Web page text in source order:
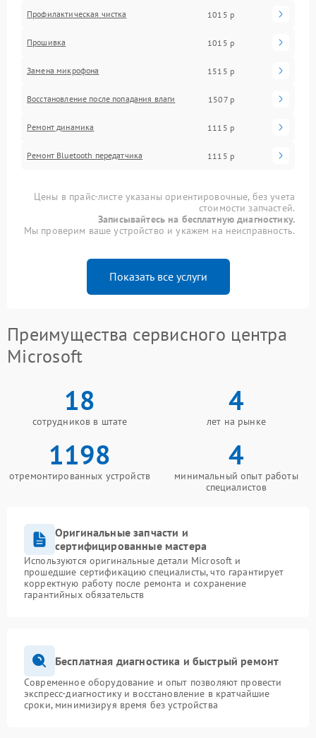
Профилактическая чистка 1015 р
Прошивка 1015 р
Замена микрофона 1515 р
Восстановление после попадания влаги 1507 р
Ремонт динамика 1115 р
Ремонт Bluetooth передатчика 1115 р
Цены в прайс-листе указаны ориентировочные, без учета
стоимости запчастей.
Записывайтесь на бесплатную диагностику.
Мы проверим ваше устройство и укажем на неисправность.
Показать все услуги
Преимущества сервисного центра
Microsoft
18
сотрудников в штате
4
лет на рынке
1198
отремонтированных устройств
4
минимальный опыт работы
специалистов
Оригинальные запчасти и
сертифицированные мастера
Используются оригинальные детали Microsoft и
прошедшие сертификацию специалисты, что гарантирует
корректную работу после ремонта и сохранение
гарантийных обязательств
Бесплатная диагностика и быстрый ремонт
Современное оборудование и опыт позволяют провести
экспресс-диагностику и восстановление в кратчайшие
сроки, минимизируя время без устройства